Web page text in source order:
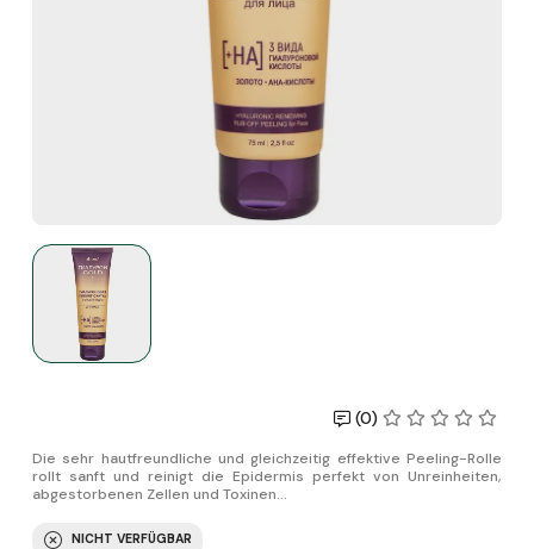
(0)
Die sehr hautfreundliche und gleichzeitig effektive Peeling-Rolle
rollt sanft und reinigt die Epidermis perfekt von Unreinheiten,
abgestorbenen Zellen und Toxinen...
NICHT VERFÜGBAR